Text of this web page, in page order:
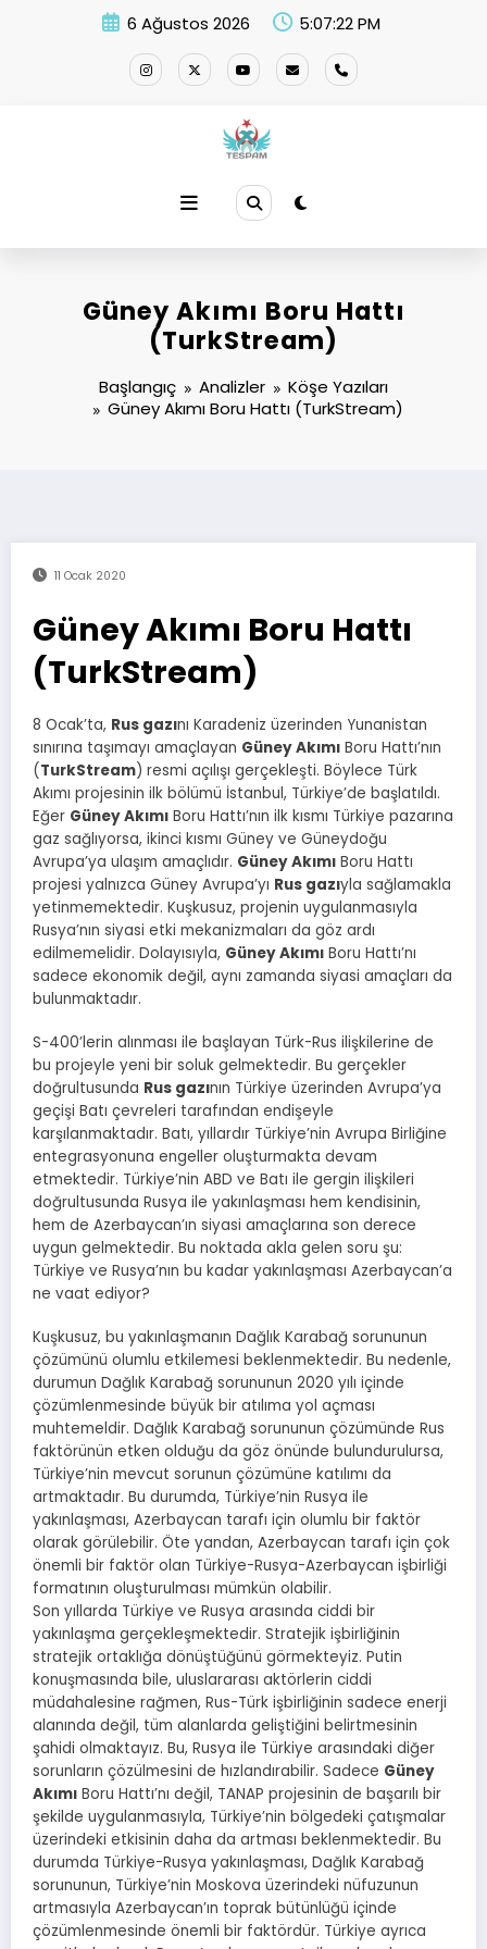
6 Ağustos 2026 5:07:22 PM
Güney Akımı Boru Hattı
(TurkStream)
Başlangıç Analizler
Köşe Yazıları
Güney Akımı Boru Hattı (TurkStream)
11 Ocak 2020
Güney Akımı Boru Hattı
(TurkStream)
8 Ocak’ta, Rus gazını Karadeniz üzerinden Yunanistan
sınırına taşımayı amaçlayan Güney Akımı Boru Hattı’nın
(TurkStream) resmi açılışı gerçekleşti. Böylece Türk
Akımı projesinin ilk bölümü İstanbul, Türkiye’de başlatıldı.
Eğer Güney Akımı Boru Hattı’nın ilk kısmı Türkiye pazarına
gaz sağlıyorsa, ikinci kısmı Güney ve Güneydoğu
Avrupa’ya ulaşım amaçlıdır. Güney Akımı Boru Hattı
projesi yalnızca Güney Avrupa’yı Rus gazıyla sağlamakla
yetinmemektedir. Kuşkusuz, projenin uygulanmasıyla
Rusya’nın siyasi etki mekanizmaları da göz ardı
edilmemelidir. Dolayısıyla, Güney Akımı Boru Hattı’nı
sadece ekonomik değil, aynı zamanda siyasi amaçları da
bulunmaktadır.
S-400’lerin alınması ile başlayan Türk-Rus ilişkilerine de
bu projeyle yeni bir soluk gelmektedir. Bu gerçekler
doğrultusunda Rus gazının Türkiye üzerinden Avrupa’ya
geçişi Batı çevreleri tarafından endişeyle
karşılanmaktadır. Batı, yıllardır Türkiye’nin Avrupa Birliğine
entegrasyonuna engeller oluşturmakta devam
etmektedir. Türkiye’nin ABD ve Batı ile gergin ilişkileri
doğrultusunda Rusya ile yakınlaşması hem kendisinin,
hem de Azerbaycan’ın siyasi amaçlarına son derece
uygun gelmektedir. Bu noktada akla gelen soru şu:
Türkiye ve Rusya’nın bu kadar yakınlaşması Azerbaycan’a
ne vaat ediyor?
Kuşkusuz, bu yakınlaşmanın Dağlık Karabağ sorununun
çözümünü olumlu etkilemesi beklenmektedir. Bu nedenle,
durumun Dağlık Karabağ sorununun 2020 yılı içinde
çözümlenmesinde büyük bir atılıma yol açması
muhtemeldir. Dağlık Karabağ sorununun çözümünde Rus
faktörünün etken olduğu da göz önünde bulundurulursa,
Türkiye’nin mevcut sorunun çözümüne katılımı da
artmaktadır. Bu durumda, Türkiye’nin Rusya ile
yakınlaşması, Azerbaycan tarafı için olumlu bir faktör
olarak görülebilir. Öte yandan, Azerbaycan tarafı için çok
önemli bir faktör olan Türkiye-Rusya-Azerbaycan işbirliği
formatının oluşturulması mümkün olabilir.
Son yıllarda Türkiye ve Rusya arasında ciddi bir
yakınlaşma gerçekleşmektedir. Stratejik işbirliğinin
stratejik ortaklığa dönüştüğünü görmekteyiz. Putin
konuşmasında bile, uluslararası aktörlerin ciddi
müdahalesine rağmen, Rus-Türk işbirliğinin sadece enerji
alanında değil, tüm alanlarda geliştiğini belirtmesinin
şahidi olmaktayız. Bu, Rusya ile Türkiye arasındaki diğer
sorunların çözülmesini de hızlandırabilir. Sadece Güney
Akımı Boru Hattı’nı değil, TANAP projesinin de başarılı bir
şekilde uygulanmasıyla, Türkiye’nin bölgedeki çatışmalar
üzerindeki etkisinin daha da artması beklenmektedir. Bu
durumda Türkiye-Rusya yakınlaşması, Dağlık Karabağ
sorununun, Türkiye’nin Moskova üzerindeki nüfuzunun
artmasıyla Azerbaycan’ın toprak bütünlüğü içinde
çözümlenmesinde önemli bir faktördür. Türkiye ayrıca